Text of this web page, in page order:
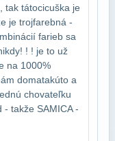
tak táto​cicuška je
je trojfarebná -
farieb sa
! ! je to už
na 1000%
doma​takúto a
chovateľku
takže SAMICA -